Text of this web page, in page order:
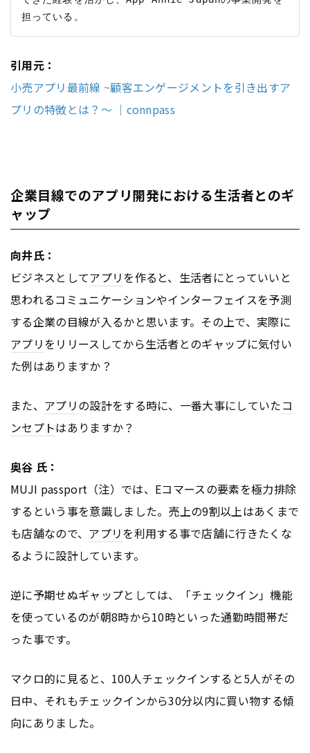
引用元：
小売アプリ最前線 ~顧客エンゲージメントを引き出すア
プリの特徴とは？～ ｜connpass
企業目線でのアプリ開発における生活者とのギ
ャップ
向井氏：
ビジネスとしてアプリを作ると、生活者にとっていいと
思われるコミュニケーションやインターフェイスを予測
する企業の目線が入るかと思います。その上で、実際に
アプリをリリースしてから生活者とのギャップに気付い
た例はありますか？
また、 アプリの設計をする時に、一番大事にしていたコ
ンセプトはありますか？
奥谷 氏：
MUJI passport（注）では、Eコマースの要素を極力排除
するという事を意識しました。売上の9割以上はあくまで
も店舗なので、 アプリを利用する事で店舗に行きたくな
るように設計しています。
逆に予期せぬギャップとしては、「チェックイン」機能
を使っているのが朝8時から10時といった通勤時間帯だ
った事です。
マクロ的に見ると、100人チェックインすると5人がその
日中、それもチェックインから30分以内に買い物する傾
向にありました。